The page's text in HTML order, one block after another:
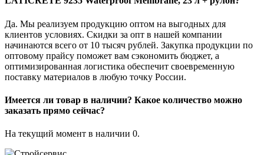
Да. Мы реализуем продукцию оптом на выгодных для
клиентов условиях. Скидки за опт в нашей компании
начинаются всего от 10 тысяч рублей. Закупка продукции по
оптовому прайсу поможет вам сэкономить бюджет, а
оптимизированная логистика обеспечит своевременную
поставку материалов в любую точку России.
Имеется ли товар в наличии? Какое количество можно
заказать прямо сейчас?
На текущий момент в наличии 0.